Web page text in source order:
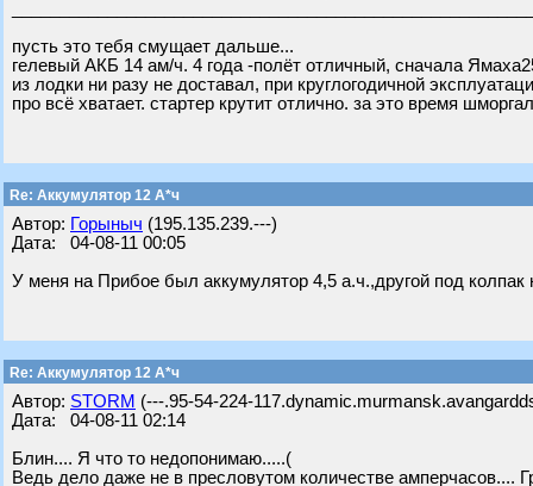
пусть это тебя смущает дальше...
гелевый АКБ 14 ам/ч. 4 года -полёт отличный, сначала
из лодки ни разу не доставал, при круглогодичной
про всё хватает. стартер крутит отлично. за это время
Re: Аккумулятор 12 А*ч
Автор: Горыныч (195.135.239.---)
Дата: 04-08-11 00:05
У меня на Прибое был аккумулятор 4,5 а.ч.,другой под колпак
Re: Аккумулятор 12 А*ч
Автор: STORM (---.95-54-224-
Дата: 04-08-11 02:14
Блин.... Я что то недопонимаю.....(
Ведь дело даже не в пресловутом количестве амперчасов....